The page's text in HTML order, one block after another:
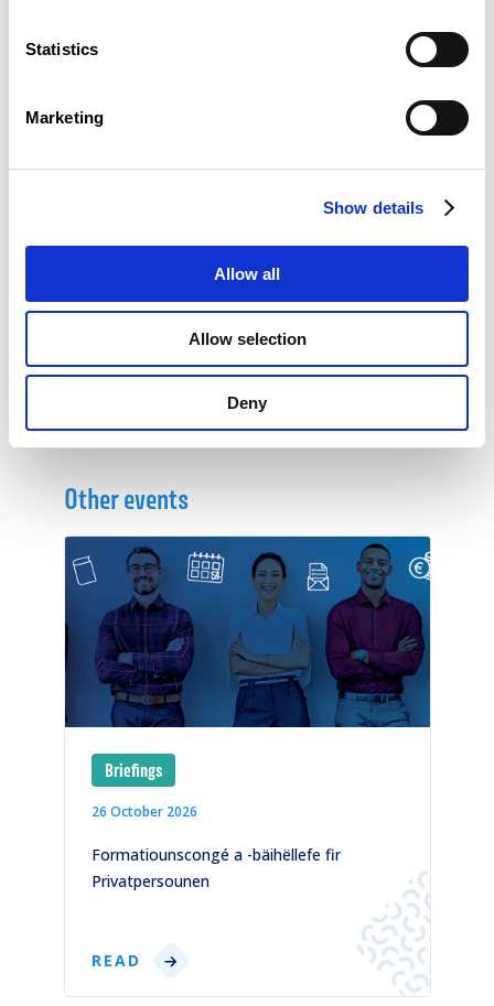
Statistics
Marketing
Show details
Allow all
Allow selection
Deny
scientifique littéraire
honoraire
Historienne
En savoir plus
La table ronde se tiendra en luxembourgeois.
Une traduction en français sera assurée.
Other events
Briefings
26 October 2026
Formatiounscongé a -bäihëllefe fir
Privatpersounen
READ